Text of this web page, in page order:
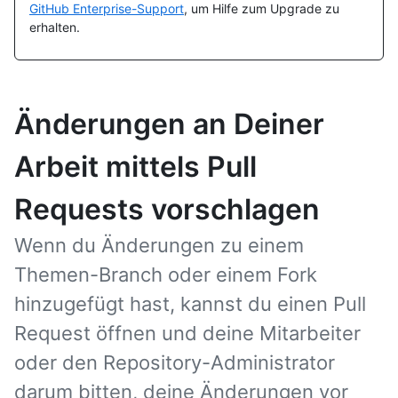
GitHub Enterprise-Support, um Hilfe zum Upgrade zu
erhalten.
Änderungen an Deiner
Arbeit mittels Pull
Requests vorschlagen
Wenn du Änderungen zu einem
Themen-Branch oder einem Fork
hinzugefügt hast, kannst du einen Pull
Request öffnen und deine Mitarbeiter
oder den Repository-Administrator
darum bitten, deine Änderungen vor